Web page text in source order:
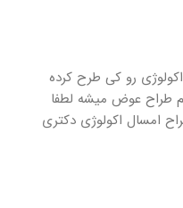
رو کی طرح کرده
طراح عوض میشه لطفا
امسال اکولوژی دکتری